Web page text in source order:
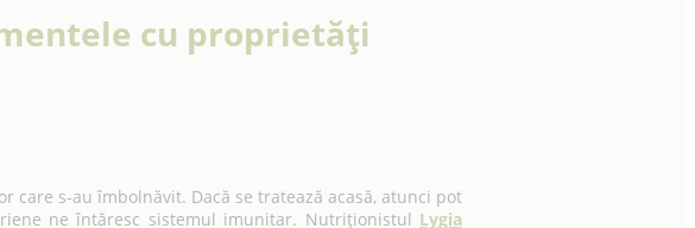
cu proprietăți
care s-au îmbolnăvit. Dacă se tratează acasă, atunci pot
ne întăresc sistemul imunitar. Nutriţionistul Lygia